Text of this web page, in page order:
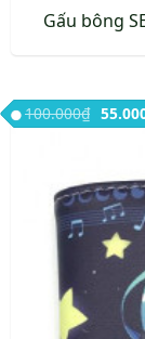
Gấu bông
100.000₫ Giá